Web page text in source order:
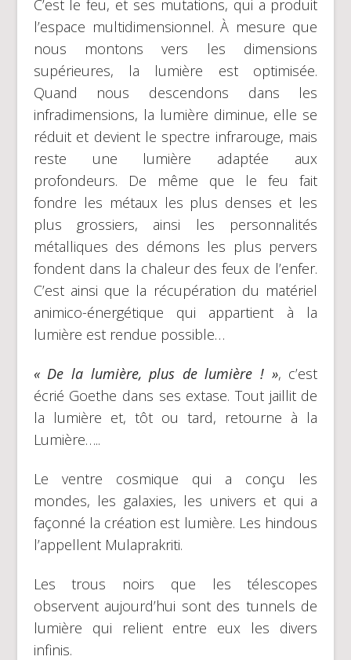
C’est le feu, et ses mutations, qui a produit
l’espace multidimensionnel. À mesure que
nous montons vers les dimensions
supérieures, la lumière est optimisée.
Quand nous descendons dans les
infradimensions, la lumière diminue, elle se
réduit et devient le spectre infrarouge, mais
reste une lumière adaptée aux
profondeurs. De même que le feu fait
fondre les métaux les plus denses et les
plus grossiers, ainsi les personnalités
métalliques des démons les plus pervers
fondent dans la chaleur des feux de l’enfer.
C’est ainsi que la récupération du matériel
animico-énergétique qui appartient à la
lumière est rendue possible…
« De la lumière, plus de lumière ! », c’est
écrié Goethe dans ses extase. Tout jaillit de
la lumière et, tôt ou tard, retourne à la
Lumière…..
Le ventre cosmique qui a conçu les
mondes, les galaxies, les univers et qui a
façonné la création est lumière. Les hindous
l’appellent Mulaprakriti.
Les trous noirs que les télescopes
observent aujourd’hui sont des tunnels de
lumière qui relient entre eux les divers
infinis.